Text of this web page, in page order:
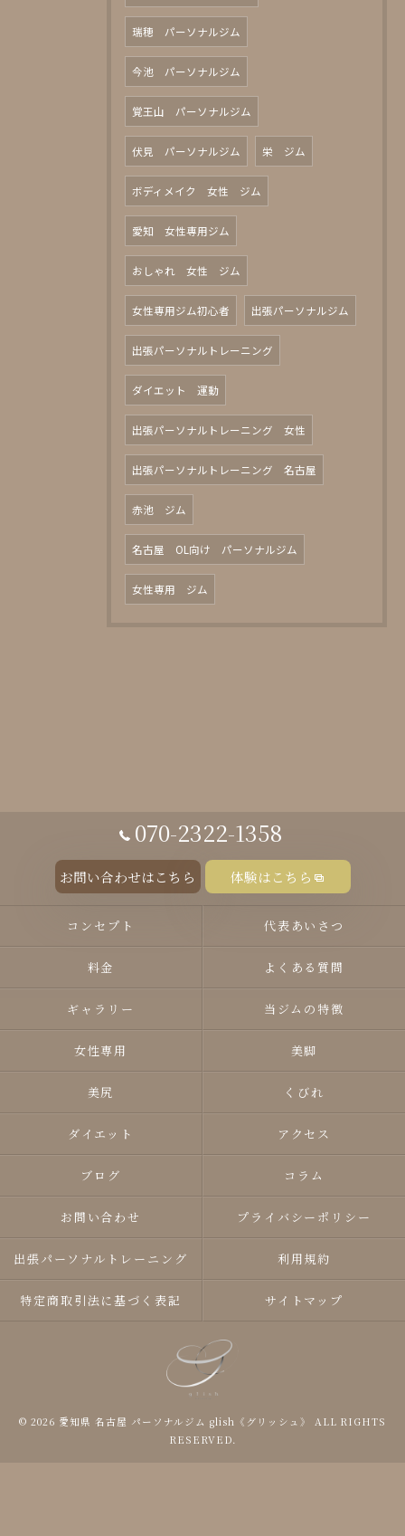
瑞穂 パーソナルジム
今池 パーソナルジム
覚王山 パーソナルジム
伏見 パーソナルジム 栄 ジム
ボディメイク 女性 ジム
愛知 女性専用ジム
おしゃれ 女性 ジム
女性専用ジム初心者 出張パーソナルジム
出張パーソナルトレーニング
ダイエット 運動
出張パーソナルトレーニング 女性
出張パーソナルトレーニング 名古屋
赤池 ジム
名古屋 OL向け パーソナルジム
女性専用 ジム
070-2322-1358
お問い合わせはこちら 体験はこちら
コンセプト 代表あいさつ
料金 よくある質問
ギャラリー 当ジムの特徴
女性専用 美脚
美尻 くびれ
ダイエット アクセス
ブログ コラム
お問い合わせ プライバシーポリシー
出張パーソナルトレーニング 利用規約
特定商取引法に基づく表記 サイトマップ
© 2026 愛知県 名古屋 パーソナルジム glish《グリッシュ》 ALL RIGHTS
RESERVED.